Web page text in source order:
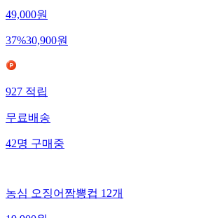
49,000원
37%30,900원
927 적립
무료배송
42명 구매중
농심 오징어짬뽕컵 12개